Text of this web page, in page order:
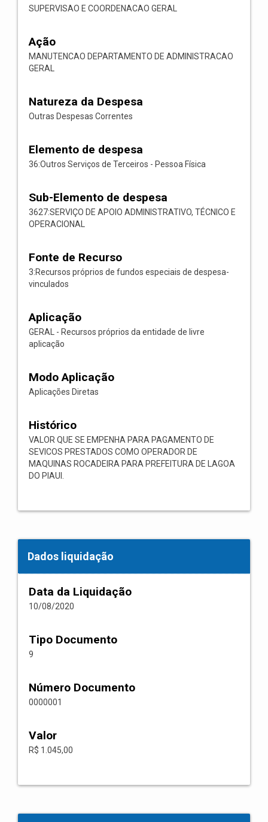
SUPERVISAO E COORDENACAO GERAL
Ação
MANUTENCAO DEPARTAMENTO DE ADMINISTRACAO
GERAL
Natureza da Despesa
Outras Despesas Correntes
Elemento de despesa
36:Outros Serviços de Terceiros - Pessoa Física
Sub-Elemento de despesa
3627:SERVIÇO DE APOIO ADMINISTRATIVO, TÉCNICO E
OPERACIONAL
Fonte de Recurso
3:Recursos próprios de fundos especiais de despesa-
vinculados
Aplicação
GERAL - Recursos próprios da entidade de livre
aplicação
Modo Aplicação
Aplicações Diretas
Histórico
VALOR QUE SE EMPENHA PARA PAGAMENTO DE
SEVICOS PRESTADOS COMO OPERADOR DE
MAQUINAS ROCADEIRA PARA PREFEITURA DE LAGOA
DO PIAUI.
Dados liquidação
Data da Liquidação
10/08/2020
Tipo Documento
9
Número Documento
0000001
Valor
R$ 1.045,00